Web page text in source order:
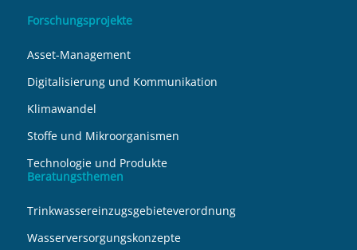
Forschungsprojekte
Asset-Management
Digitalisierung und Kommunikation
Klimawandel
Stoffe und Mikroorganismen
Technologie und Produkte
Beratungsthemen
Trinkwassereinzugsgebieteverordnung
Wasserversorgungskonzepte